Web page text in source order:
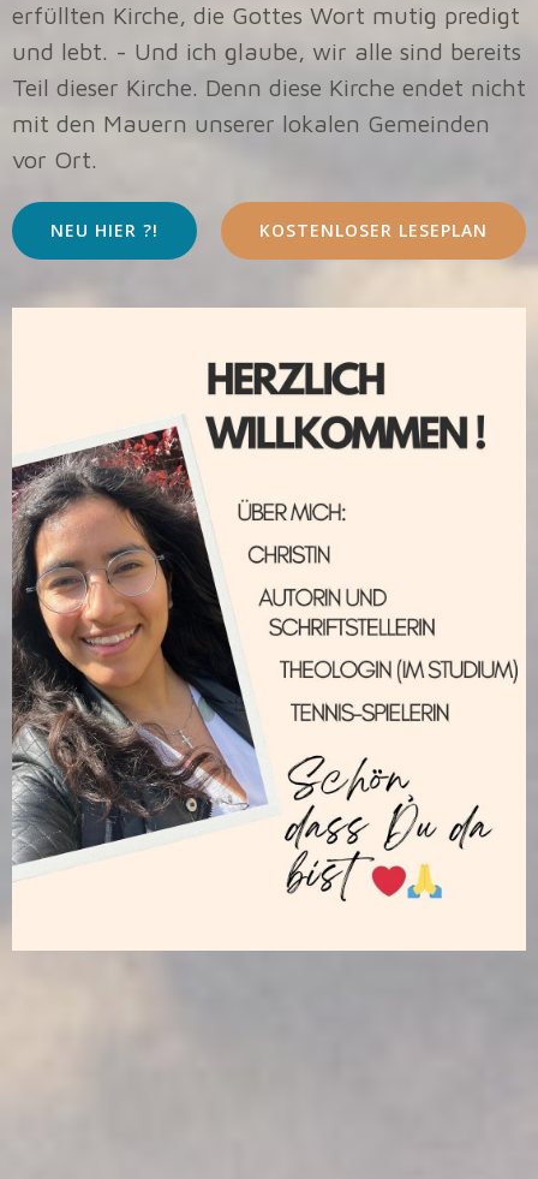
erfüllten Kirche, die Gottes Wort mutig predigt
und lebt. - Und ich glaube, wir alle sind bereits
Teil dieser Kirche. Denn diese Kirche endet nicht
mit den Mauern unserer lokalen Gemeinden
vor Ort.
NEU HIER ?! KOSTENLOSER LESEPLAN